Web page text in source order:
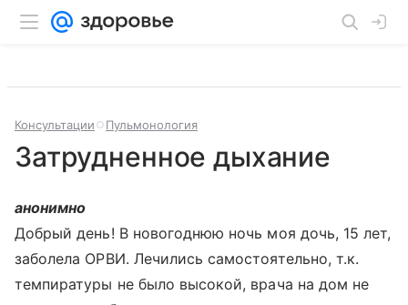
Консультации Пульмонология
Затрудненное дыхание
анонимно
Добрый день! В новогоднюю ночь моя дочь, 15 лет,
заболела ОРВИ. Лечились самостоятельно, т.к.
темпиратуры не было высокой, врача на дом не